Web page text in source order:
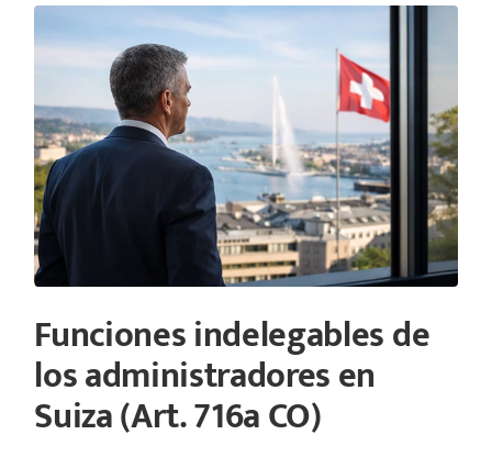
Funciones indelegables de
los administradores en
Suiza (Art. 716a CO)